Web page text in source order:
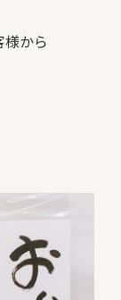
から